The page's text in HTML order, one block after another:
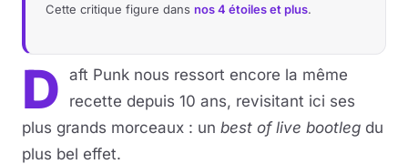
Cette critique figure dans nos 4 étoiles et plus.
D aft Punk nous ressort encore la même
recette depuis 10 ans, revisitant ici ses
plus grands morceaux : un best of live bootleg du
plus bel effet.